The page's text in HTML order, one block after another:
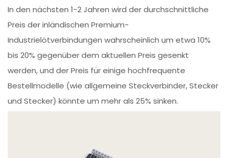
In den nächsten 1-2 Jahren wird der durchschnittliche
Preis der inländischen Premium-
Industrielötverbindungen wahrscheinlich um etwa 10%
bis 20% gegenüber dem aktuellen Preis gesenkt
werden, und der Preis für einige hochfrequente
Bestellmodelle (wie allgemeine Steckverbinder, Stecker
und Stecker) könnte um mehr als 25% sinken.